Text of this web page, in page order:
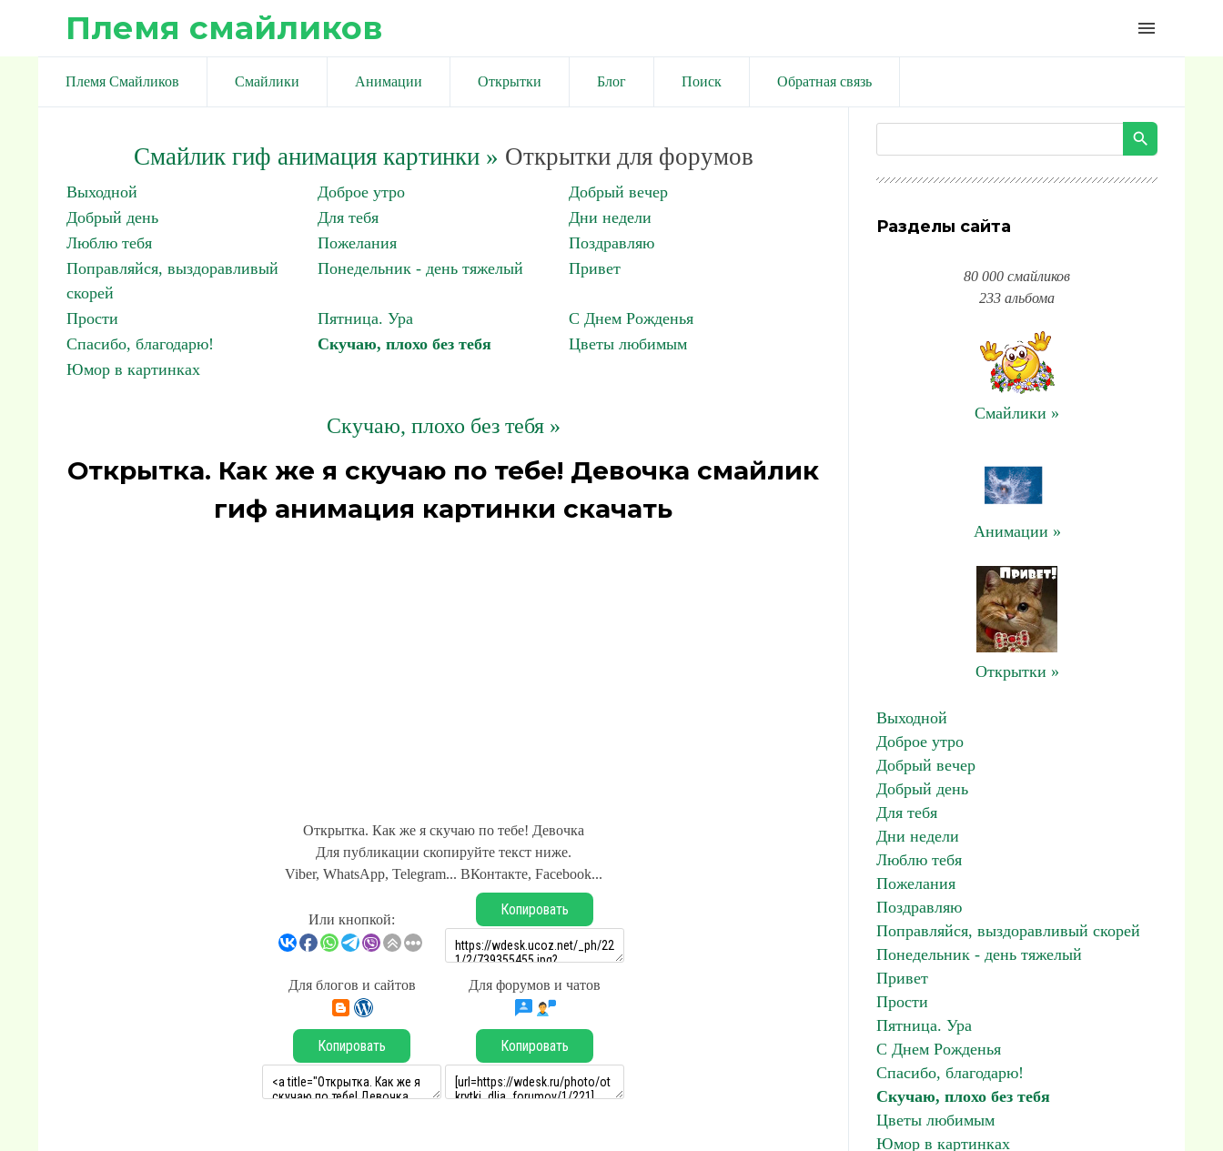
Племя смайликов menu
Племя Смайликов Смайлики Анимации Открытки Блог Поиск Обратная связь
Смайлик гиф анимация картинки» Открытки для форумов
Выходной Доброе утро
Добрый вечер
Добрый день
Для тебя
Дни недели
Люблю тебя
Пожелания
Поздравляю
Поправляйся, выздоравливый
скорей
Понедельник - день тяжелый Привет
Прости Пятница. Ура
С Днем Рожденья
Спасибо, благодарю!
Скучаю, плохо без тебя
Цветы любимым
Юмор в картинках
Скучаю, плохо без тебя »
Открытка. Как же я скучаю по тебе! Девочка смайлик
гиф анимация картинки скачать
Открытка. Как же я скучаю по тебе! Девочка
Для публикации скопируйте текст ниже.
Viber, WhatsApp, Telegram... ВКонтакте, Facebook...
Или кнопкой:
Копировать
Для блогов и сайтов Для форумов и чатов
Копировать Копировать
Разделы сайта
80 000 смайликов
233 альбома
Смайлики »
Анимации »
Открытки »
Выходной
Доброе утро
Добрый вечер
Добрый день
Для тебя
Дни недели
Люблю тебя
Пожелания
Поздравляю
Поправляйся, выздоравливый скорей
Понедельник - день тяжелый
Привет
Прости
Пятница. Ура
С Днем Рожденья
Спасибо, благодарю!
Скучаю, плохо без тебя
Цветы любимым
Юмор в картинках